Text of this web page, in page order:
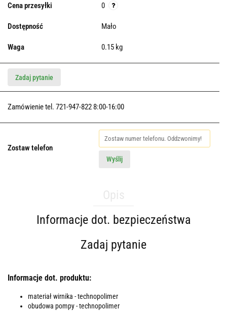
Cena przesyłki 0
Dostępność Mało
Waga 0.15 kg
Zadaj pytanie
Zamówienie tel. 721-947-822 8:00-16:00
Zostaw telefon
Wyślij
Informacje dot. bezpieczeństwa
Zadaj pytanie
Informacje dot. produktu:
materiał wirnika - technopolimer
obudowa pompy - technopolimer